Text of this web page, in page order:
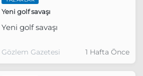
Yeni golf savaşı
Yeni golf savaşı
Gözlem Gazetesi 1 Hafta Önce